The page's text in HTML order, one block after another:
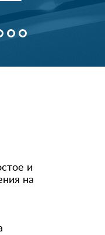
и
на